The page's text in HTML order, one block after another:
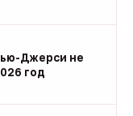
Джерси не
год